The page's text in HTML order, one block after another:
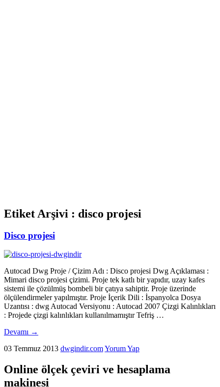
Etiket Arşivi : disco projesi
Disco projesi
Autocad Dwg Proje / Çizim Adı : Disco projesi Dwg Açıklaması :
Mimari disco projesi çizimi. Proje tek katlı bir yapıdır, uzay kafes
sistemi ile çözülmüş bombeli bir çatıya sahiptir. Proje üzerinde
ölçülendirmeler yapılmıştır. Proje İçerik Dili : İspanyolca Dosya
Uzantısı : dwg Autocad Versiyonu : Autocad 2007 Çizgi Kalınlıkları
: Projede çizgi kalınlıkları kullanılmamıştır Tefriş …
Devamı →
03 Temmuz 2013 dwgindir.comYorum Yap
Online ölçek çeviri ve hesaplama
makinesi